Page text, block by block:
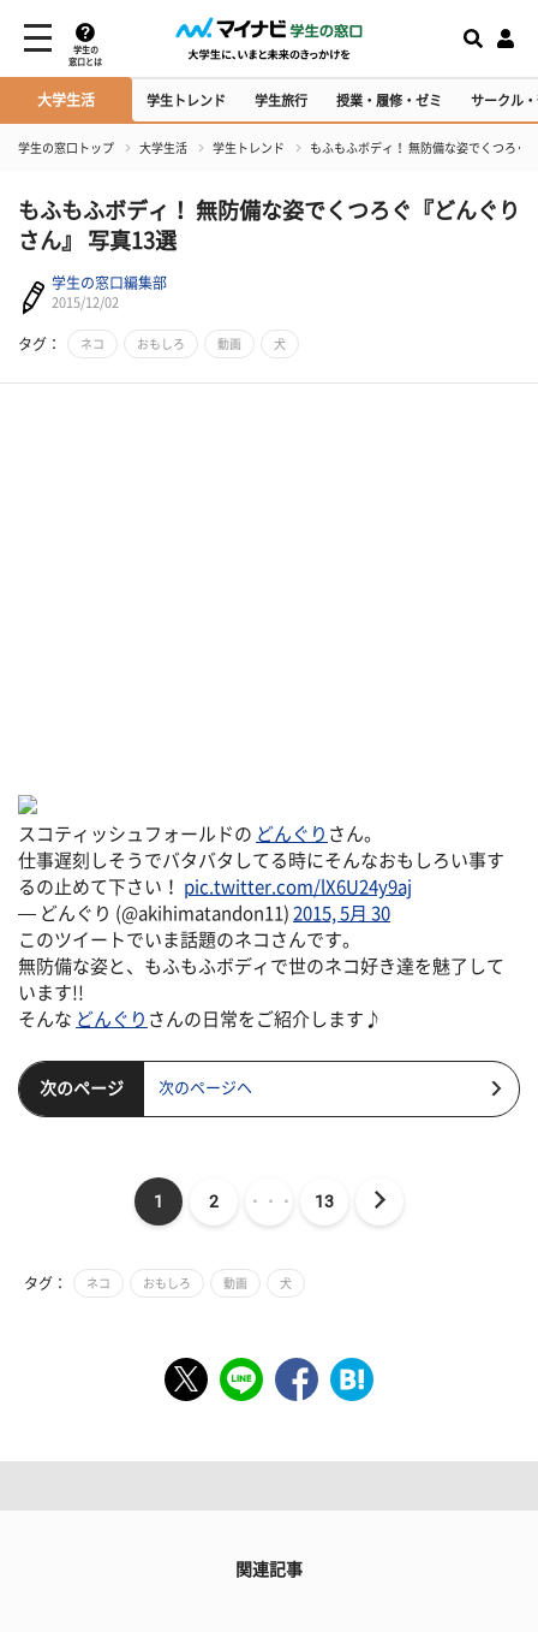
学生の
窓口とは
大学生活 学生トレンド 学生旅行 授業・履修・ゼミ サークル
学生の窓口トップ 大学生活 学生トレンド もふもふボディ！ 無防備な姿でくつろぐ
もふもふボディ！ 無防備な姿でくつろぐ『どんぐり
さん』 写真13選
学生の窓口編集部
2015/12/02
タグ： ネコ おもしろ 動画 犬
スコティッシュフォールドの どんぐり さん。
仕事遅刻しそうでバタバタしてる時にそんなおもしろい事す
るの止めて下さい！ pic.twitter.com/lX6U24y9aj
— どんぐり (@akihimatandon11) 2015, 5月 30
このツイートでいま話題のネコさんです。
無防備な姿と、もふもふボディで世のネコ好き達を魅了して
います!!
そんな どんぐり さんの日常をご紹介します♪
次のページ 次のページヘ
1 2 ・・・ 13
タグ： ネコ おもしろ 動画 犬
関連記事